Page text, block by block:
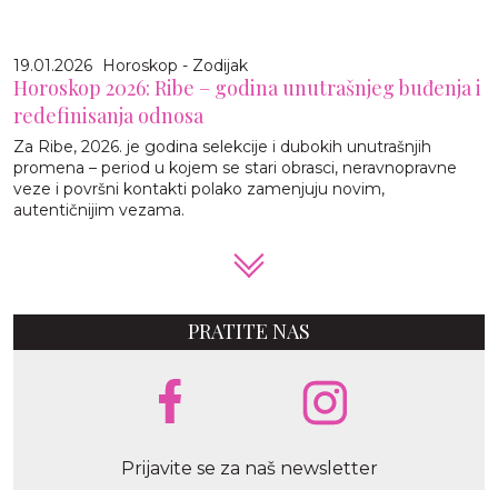
19.01.2026 Horoskop - Zodijak
Horoskop 2026: Ribe – godina unutrašnjeg buđenja i
redefinisanja odnosa
Za Ribe, 2026. je godina selekcije i dubokih unutrašnjih
promena – period u kojem se stari obrasci, neravnopravne
veze i površni kontakti polako zamenjuju novim,
autentičnijim vezama.
PRATITE NAS
Prijavite se za naš newsletter